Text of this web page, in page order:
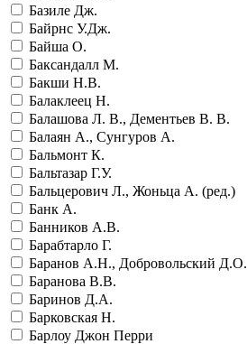
Базиле Дж.
Байрнс У.Дж.
Байша О.
Баксандалл М.
Бакши Н.В.
Балаклеец Н.
Балашова Л. В., Дементьев В. В.
Балаян А., Сунгуров А.
Бальмонт К.
Бальтазар Г.У.
Бальцерович Л., Жоньца А. (ред.)
Банк А.
Банников А.В.
Барабтарло Г.
Баранов А.Н., Добровольский Д.О.
Баранова В.В.
Баринов Д.А.
Барковская Н.
Барлоу Джон Перри